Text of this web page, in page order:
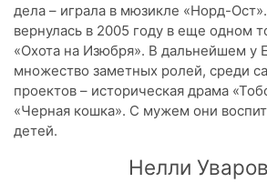
дела – играла в мюзикле «Норд-
вернулась в 2005 году в еще одном
«Охота на Изюбря». В дальнейшем у
множество заметных ролей, среди
проектов – историческая драма
«Черная кошка». С мужем они
детей.
Нелли